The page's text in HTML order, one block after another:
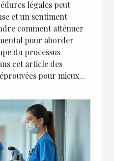
légales peut
et un sentiment
comment atténuer
pour aborder
du processus
cet article des
pour mieux...